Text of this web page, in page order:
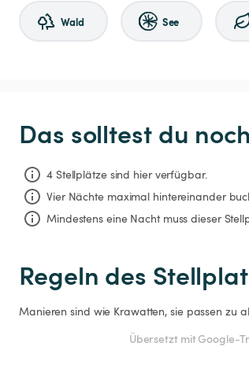
Wald See
Das solltest du
4 Stellplätze sind hier verfügbar.
Vier Nächte maximal hintereinander
Mindestens eine Nacht muss dieser
Regeln des
Manieren sind wie Krawatten, sie passen zu
Übersetzt mit Google-